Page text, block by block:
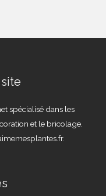
spécialisé dans les
et le bricolage.